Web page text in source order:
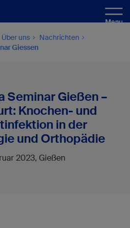
Über uns
Nachrichten
Giessen
Seminar Gießen –
Knochen- und
in der
und Orthopädie
2023, Gießen